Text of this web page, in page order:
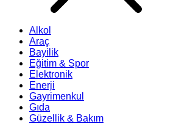
Alkol
Araç
Bayilik
Eğitim & Spor
Elektronik
Enerji
Gayrimenkul
Gıda
Güzellik & Bakım